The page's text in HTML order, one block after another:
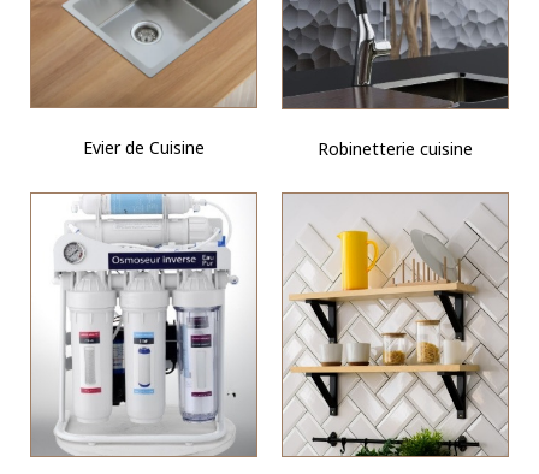
Evier de Cuisine Robinetterie cuisine